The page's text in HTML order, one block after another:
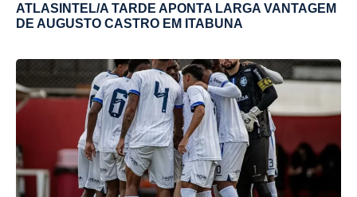
ATLASINTEL/A TARDE APONTA LARGA VANTAGEM
DE AUGUSTO CASTRO EM ITABUNA